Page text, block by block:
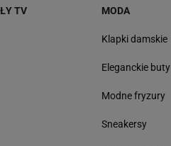
TV MODA
Klapki damskie
Eleganckie buty
Modne fryzury
Sneakersy